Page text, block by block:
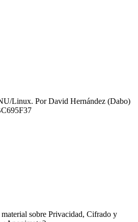
Linux. Por David Hernández (Dabo)
sobre Privacidad, Cifrado y